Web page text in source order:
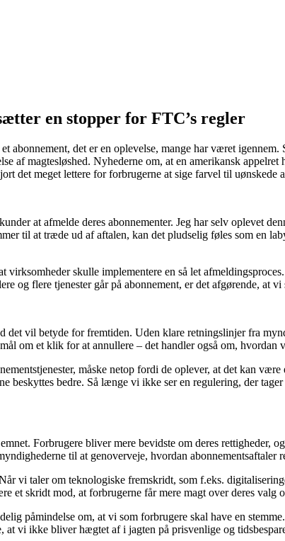
en stopper for FTC’s regler
det er en oplevelse, mange har været
af magtesløshed. Nyhederne om, at en amerikansk
det meget lettere for forbrugerne at sige farvel til uønskede
at afmelde deres abonnementer. Jeg har selv oplevet
til at træde ud af aftalen, kan det pludselig føles som en
skulle implementere en så let
og flere tjenester går på abonnement, er det afgørende, at
vil betyde for fremtiden. Uden klare retningslinjer fra
om et klik for at annullere – det handler også om, hvordan
måske netop fordi de oplever, at det kan
beskyttes bedre. Så længe vi ikke ser en regulering, der
Forbrugere bliver mere bevidste om deres rettigheder,
til at genoverveje, hvordan abonnementsaftaler
vi taler om teknologiske fremskridt, som f.eks.
et skridt mod, at forbrugerne får mere magt over deres valg
påmindelse om, at vi som forbrugere skal have en
vi ikke bliver hægtet af i jagten på prisvenlige og